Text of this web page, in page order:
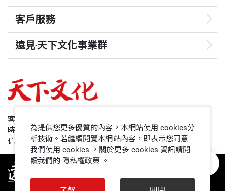
客戶服務
遠見‧天下文化事業群
哈佛商業評論
領導影響力學院
1號課堂
客服專線：+886 2 2662-0012
時間：週一~週五9:00~12:30;13:30~17:00
信箱：service@cwgv.com.tw
為提供您更多優質的內容，本網站使用 cookies分
析技術。若繼續閱覽本網站內容，即表示您同意
我們使用 cookies ，關於更多 cookies 資訊請閱
讀我們的 隱私權政策 。